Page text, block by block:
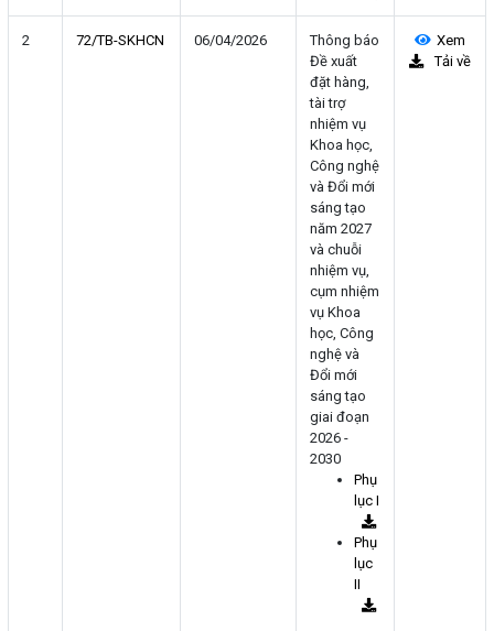
2 72/TB-SKHCN 06/04/2026
Thông báo
Đề xuất
đặt hàng,
tài trợ
nhiệm vụ
Khoa học,
Công nghệ
và Đổi mới
sáng tạo
năm 2027
và chuỗi
nhiệm vụ,
cụm nhiệm
vụ Khoa
học, Công
nghệ và
Đổi mới
sáng tạo
giai đoạn
2026 -
2030
Phụ
lục I
Phụ
lục
II
Xem
Tải về